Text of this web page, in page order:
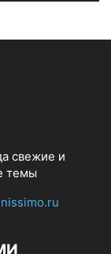
свежие и
темы